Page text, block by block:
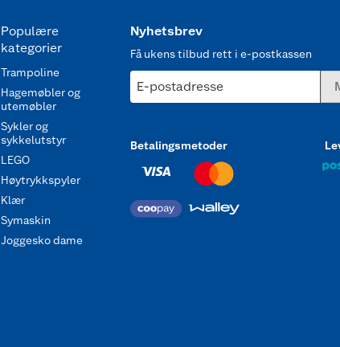
Populære
kategorier
Trampoline
Hagemøbler og
utemøbler
Sykler og
sykkelutstyr
LEGO
Høytrykkspyler
Klær
Symaskin
Joggesko dame
Nyhetsbrev
Få ukens tilbud rett i e-postkassen
E-postadresse
Betalingsmetoder